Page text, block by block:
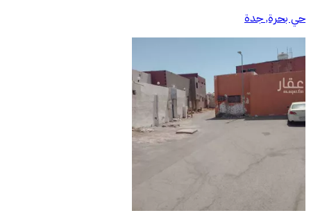
حي بحرة, جدة